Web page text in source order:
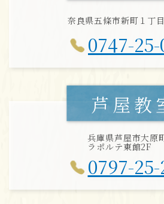
奈良県五條市新町１丁
0747-25-
芦屋教
兵庫県芦屋市大原
ラポルテ東館2F
0797-